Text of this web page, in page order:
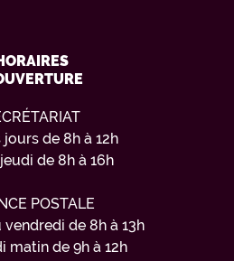
jours de 8h à 12h
de 8h à 16h
POSTALE
vendredi de 8h à 13h
matin de 9h à 12h